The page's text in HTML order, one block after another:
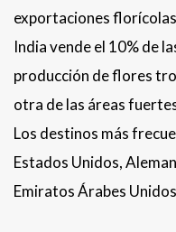
exportaciones
India vende el 10% de
producción de flores
otra de las áreas
Los destinos más
Estados Unidos,
Emiratos Árabes